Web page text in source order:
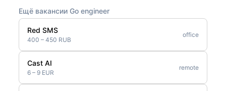
Ещё вакансии Go engineer
Red SMS
400 – 450 RUB
office
Cast AI
6 – 9 EUR
remote